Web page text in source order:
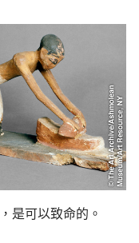
， 是可以致命的 。